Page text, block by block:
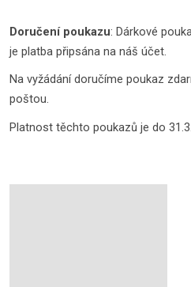
Doručení poukazu: Dárkové
je platba připsána na náš účet.
Na vyžádání doručíme poukaz
poštou.
Platnost těchto poukazů je do